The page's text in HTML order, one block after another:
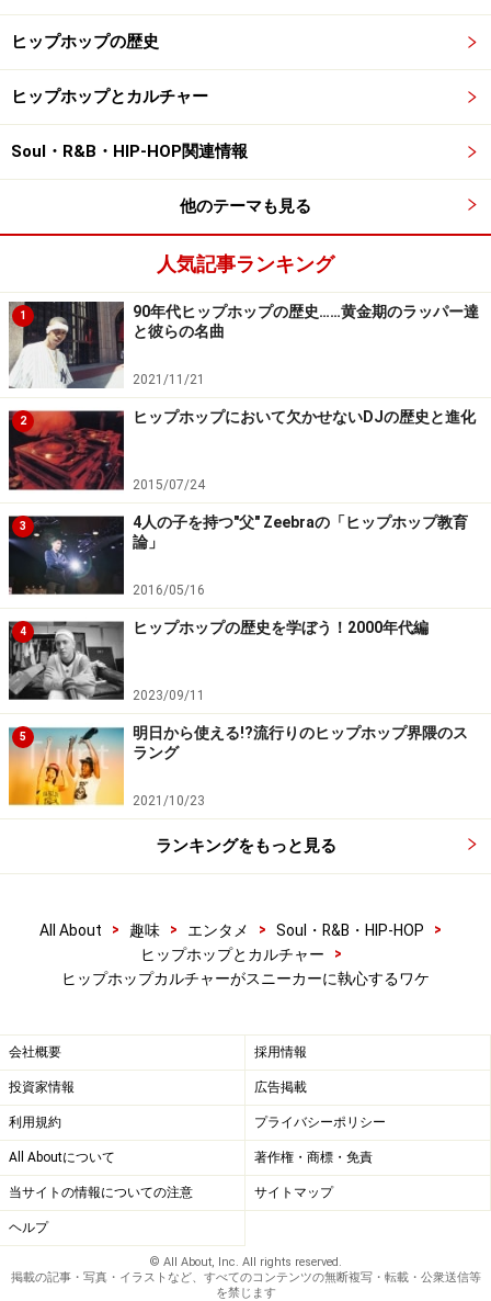
ヒップホップの歴史
ヒップホップとカルチャー
Soul・R&B・HIP-HOP関連情報
他のテーマも見る
人気記事ランキング
1
90年代ヒップホップの歴史……黄金期のラッパー達
と彼らの名曲
2021/11/21
2 ヒップホップにおいて欠かせないDJの歴史と進化
2015/07/24
3
4人の子を持つ"父" Zeebraの「ヒップホップ教育
論」
2016/05/16
4 ヒップホップの歴史を学ぼう！2000年代編
2023/09/11
5
明日から使える!?流行りのヒップホップ界隈のス
ラング
2021/10/23
ランキングをもっと見る
All About > 趣味 > エンタメ > Soul・R&B・HIP-HOP
>
ヒップホップとカルチャー
>
ヒップホップカルチャーがスニーカーに執心するワケ
会社概要 採用情報
投資家情報 広告掲載
利用規約 プライバシーポリシー
All Aboutについて 著作権・商標・免責
当サイトの情報についての注意 サイトマップ
ヘルプ
© All About, Inc. All rights reserved.
掲載の記事・写真・イラストなど、すべてのコンテンツの無断複写・転載・公衆送信等
を禁じます